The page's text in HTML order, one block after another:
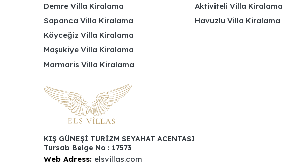
Demre Villa Kiralama
Sapanca Villa Kiralama
Köyceğiz Villa Kiralama
Maşukiye Villa Kiralama
Marmaris Villa Kiralama
Aktiviteli Villa Kiralama
Havuzlu Villa Kiralama
KIŞ GÜNEŞİ TURİZM SEYAHAT ACENTASI
Tursab Belge No : 17573
Web Adress: elsvillas.com